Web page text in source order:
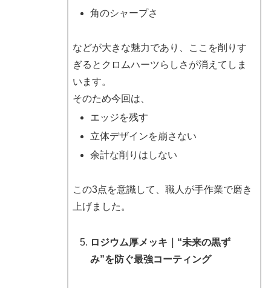
角のシャープさ
などが大きな魅力であり、ここを削りす
ぎるとクロムハーツらしさが消えてしま
います。
そのため今回は、
エッジを残す
立体デザインを崩さない
余計な削りはしない
この3点を意識して、職人が手作業で磨き
上げました。
ロジウム厚メッキ｜“未来の黒ず
み”を防ぐ最強コーティング